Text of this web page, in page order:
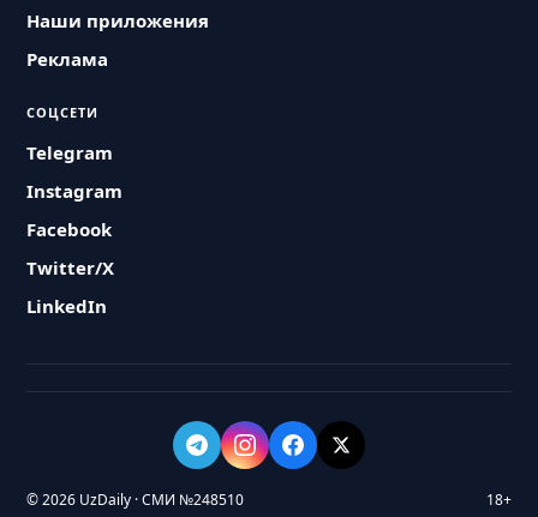
Наши приложения
Реклама
СОЦСЕТИ
Telegram
Instagram
Facebook
Twitter/X
LinkedIn
© 2026 UzDaily · СМИ №248510 18+